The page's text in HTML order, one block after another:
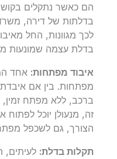
הם כאשר נתקלים בקושי
בדלתות של דירה, משרד,
לכך מגוונות, החל מאיבוד
בדלת עצמה שמונעות ממנה
איבוד מפתחות:אחד המקרים
מפתחות. בין אם איבדתם
ברכב, ללא מפתח זמין, לא
זה, מנעולן יוכל לפתוח את
הצורך, גם לשכפל מפתחות
תקלות בדלת:לעיתים,